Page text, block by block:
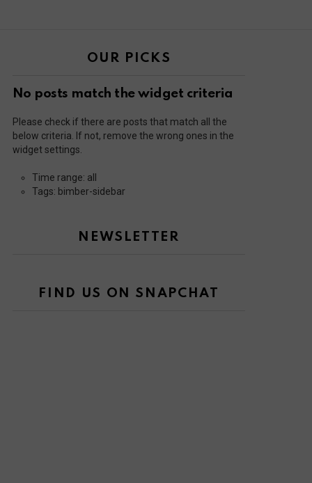
OUR PICKS
No posts match the widget criteria
Please check if there are posts that match all the
below criteria. If not, remove the wrong ones in the
widget settings.
Time range: all
Tags: bimber-sidebar
NEWSLETTER
FIND US ON SNAPCHAT